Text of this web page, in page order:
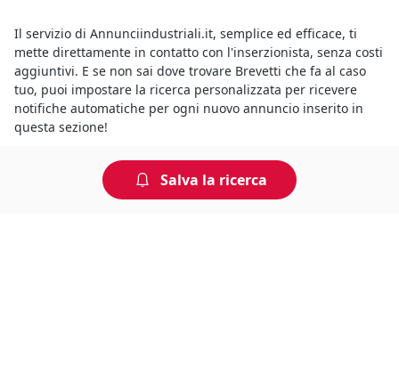
Salva la ricerca
Il servizio di Annunciindustriali.it, semplice ed efficace, ti
mette direttamente in contatto con l'inserzionista, senza costi
aggiuntivi. E se non sai dove trovare Brevetti che fa al caso
tuo, puoi impostare la ricerca personalizzata per ricevere
notifiche automatiche per ogni nuovo annuncio inserito in
questa sezione!